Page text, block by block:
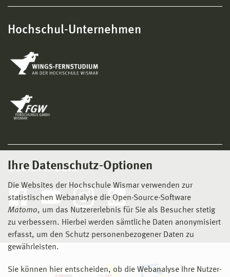
Ihre Datenschutz-Optionen
Die Websites der Hochschule Wismar verwenden zur
statistischen Webanalyse die Open-Source-Software
Matomo, um das Nutzererlebnis für Sie als Besucher stetig
zu verbessern. Hierbei werden sämtliche Daten anonymisiert
erfasst, um den Schutz personenbezogener Daten zu
gewährleisten.
Sie können hier entscheiden, ob die Webanalyse Ihre Nutzer-
Hochschul-Unternehmen
Social Media